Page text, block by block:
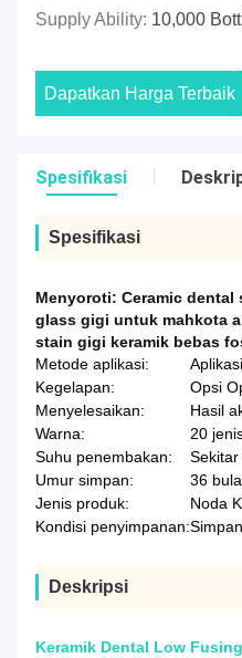
Supply Ability: 10,000
Dapatkan Harga Terbaik
Spesifikasi
Spesifikasi
Menyoroti: Ceramic
glass gigi untuk mahkota
stain gigi keramik bebas
Metode aplikasi:
Kegelapan:
Opsi
Menyelesaikan:
Hasil
Warna:
20
Suhu penembakan:
Sekitar
Umur simpan:
36
Jenis produk:
Noda
Kondisi penyimpanan:
Deskripsi
Keramik Dental Low